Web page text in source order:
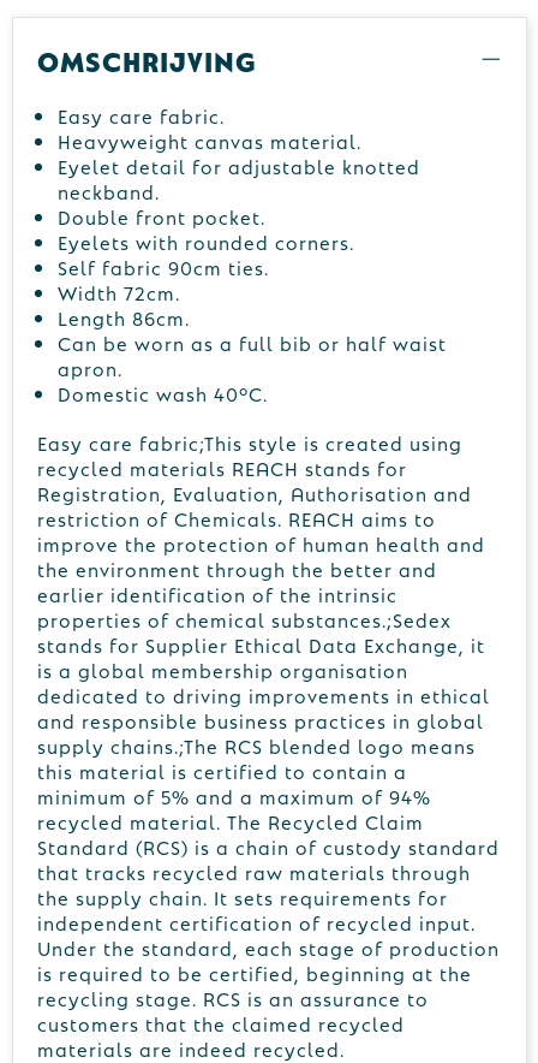
Omschrijving
Easy care fabric.
Heavyweight canvas material.
Eyelet detail for adjustable knotted
neckband.
Double front pocket.
Eyelets with rounded corners.
Self fabric 90cm ties.
Width 72cm.
Length 86cm.
Can be worn as a full bib or half waist
apron.
Domestic wash 40°C.
Easy care fabric;This style is created using
recycled materials REACH stands for
Registration, Evaluation, Authorisation and
restriction of Chemicals. REACH aims to
improve the protection of human health and
the environment through the better and
earlier identification of the intrinsic
properties of chemical substances.;Sedex
stands for Supplier Ethical Data Exchange, it
is a global membership organisation
dedicated to driving improvements in ethical
and responsible business practices in global
supply chains.;The RCS blended logo means
this material is certified to contain a
minimum of 5% and a maximum of 94%
recycled material. The Recycled Claim
Standard (RCS) is a chain of custody standard
that tracks recycled raw materials through
the supply chain. It sets requirements for
independent certification of recycled input.
Under the standard, each stage of production
is required to be certified, beginning at the
recycling stage. RCS is an assurance to
customers that the claimed recycled
materials are indeed recycled.